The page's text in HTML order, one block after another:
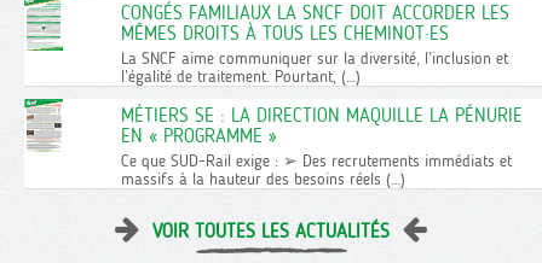
CONGÉS FAMILIAUX LA SNCF DOIT ACCORDER LES
MÊMES DROITS À TOUS LES CHEMINOT·ES
La SNCF aime communiquer sur la diversité, l’inclusion et
l’égalité de traitement. Pourtant, (…)
MÉTIERS SE : LA DIRECTION MAQUILLE LA PÉNURIE
EN « PROGRAMME »
Ce que SUD-Rail exige : ➢ Des recrutements immédiats et
massifs à la hauteur des besoins réels (…)
VOIR TOUTES LES ACTUALITÉS